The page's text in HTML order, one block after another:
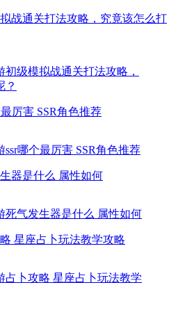
战通关打法攻略，究竟该怎么打
厉害 SSR角色推荐
器是什么 属性如何
星座占卜玩法教学攻略